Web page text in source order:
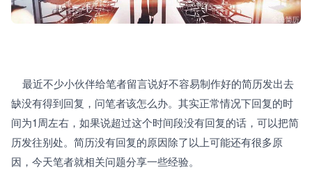
缺没有得到回复，问笔者该怎么办。其实正常情况下回复的时
间为1周左右，如果说超过这个时间段没有回复的话，可以把简
历发往别处。简历没有回复的原因除了以上可能还有很多原
因，今天笔者就相关问题分享一些经验。